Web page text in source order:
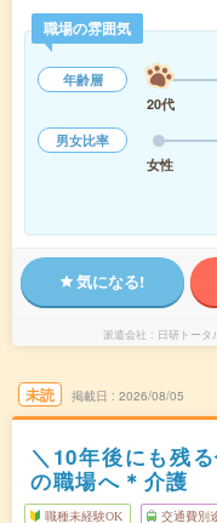
職場の雰囲気
年齢層
20代
男女比率
女性
気になる!
派遣会社 日研トー
未読 掲載日 2026/08/05
＼10年後にも残
の職場へ＊介護
職種未経験OK 交通費別